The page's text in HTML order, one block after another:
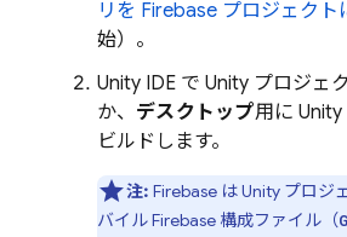
リを Firebase プロジェクト
始）。
Unity IDE で Unity プロジェ
か、 デスクトップ用に
ビルドします。
注: Firebase は Unity プロジ
バイル Firebase 構成ファイル （